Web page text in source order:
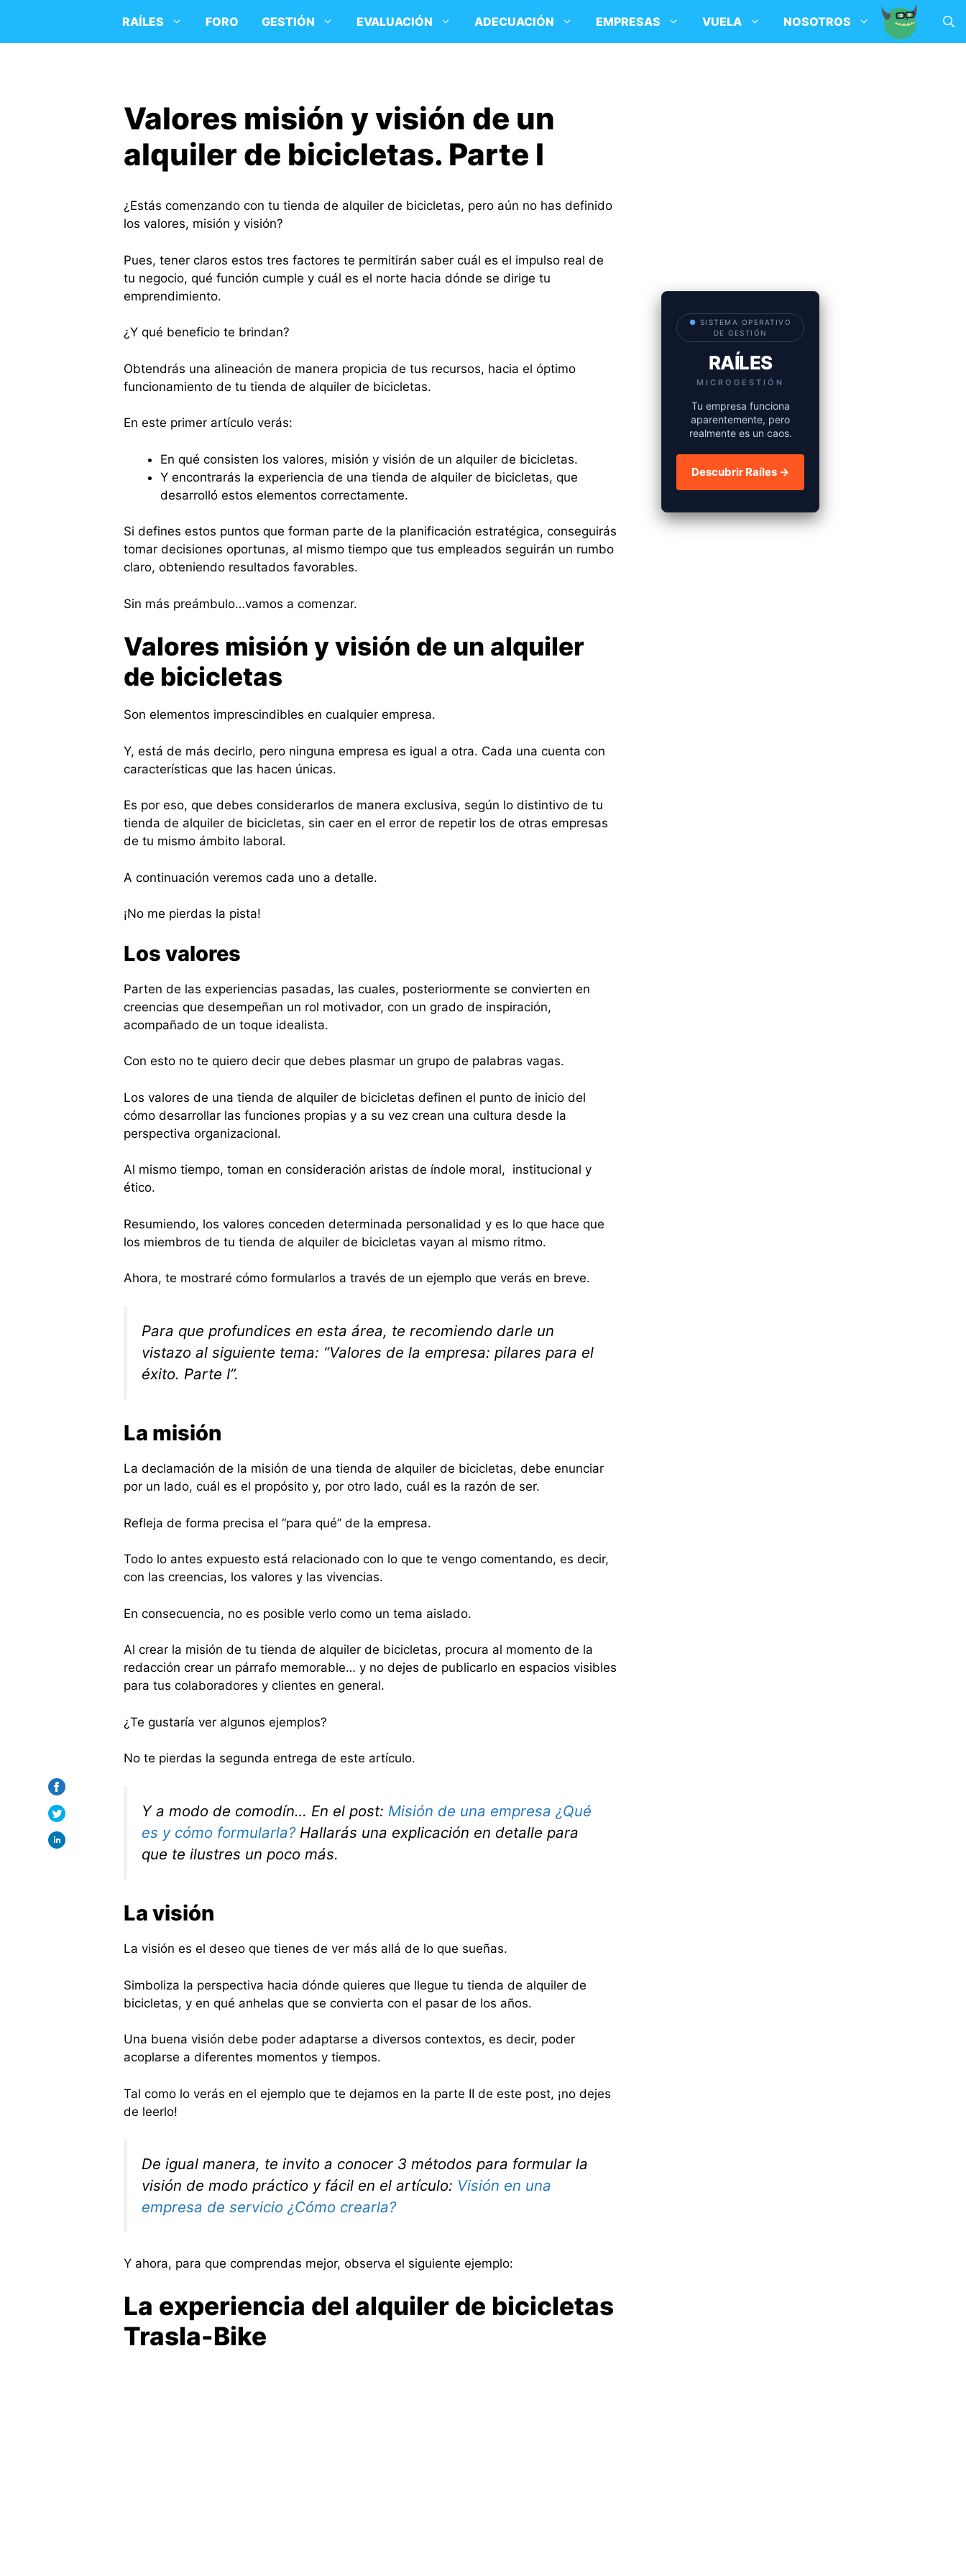
contenido
RAÍLES FORO GESTIÓN EVALUACIÓN ADECUACIÓN EMPRESAS VUELA NOSOTROS
Valores misión y visión de un
alquiler de bicicletas. Parte I
¿Estás comenzando con tu tienda de alquiler de bicicletas, pero aún no has definido
los valores, misión y visión?
Pues, tener claros estos tres factores te permitirán saber cuál es el impulso real de
tu negocio, qué función cumple y cuál es el norte hacia dónde se dirige tu
emprendimiento.
¿Y qué beneficio te brindan?
Obtendrás una alineación de manera propicia de tus recursos, hacia el óptimo
funcionamiento de tu tienda de alquiler de bicicletas.
En este primer artículo verás:
En qué consisten los valores, misión y visión de un alquiler de bicicletas.
Y encontrarás la experiencia de una tienda de alquiler de bicicletas, que
desarrolló estos elementos correctamente.
Si defines estos puntos que forman parte de la planificación estratégica, conseguirás
tomar decisiones oportunas, al mismo tiempo que tus empleados seguirán un rumbo
claro, obteniendo resultados favorables.
Sin más preámbulo…vamos a comenzar.
Valores misión y visión de un alquiler
de bicicletas
Son elementos imprescindibles en cualquier empresa.
Y, está de más decirlo, pero ninguna empresa es igual a otra. Cada una cuenta con
características que las hacen únicas.
Es por eso, que debes considerarlos de manera exclusiva, según lo distintivo de tu
tienda de alquiler de bicicletas, sin caer en el error de repetir los de otras empresas
de tu mismo ámbito laboral.
A continuación veremos cada uno a detalle.
¡No me pierdas la pista!
Los valores
Parten de las experiencias pasadas, las cuales, posteriormente se convierten en
creencias que desempeñan un rol motivador, con un grado de inspiración,
acompañado de un toque idealista.
Con esto no te quiero decir que debes plasmar un grupo de palabras vagas.
Los valores de una tienda de alquiler de bicicletas definen el punto de inicio del
cómo desarrollar las funciones propias y a su vez crean una cultura desde la
perspectiva organizacional.
Al mismo tiempo, toman en consideración aristas de índole moral, institucional y
ético.
Resumiendo, los valores conceden determinada personalidad y es lo que hace que
los miembros de tu tienda de alquiler de bicicletas vayan al mismo ritmo.
Ahora, te mostraré cómo formularlos a través de un ejemplo que verás en breve.
Para que profundices en esta área, te recomiendo darle un
vistazo al siguiente tema: “Valores de la empresa: pilares para el
éxito. Parte I”.
La misión
La declamación de la misión de una tienda de alquiler de bicicletas, debe enunciar
por un lado, cuál es el propósito y, por otro lado, cuál es la razón de ser.
Refleja de forma precisa el “para qué” de la empresa.
Todo lo antes expuesto está relacionado con lo que te vengo comentando, es decir,
con las creencias, los valores y las vivencias.
En consecuencia, no es posible verlo como un tema aislado.
Al crear la misión de tu tienda de alquiler de bicicletas, procura al momento de la
redacción crear un párrafo memorable… y no dejes de publicarlo en espacios visibles
para tus colaboradores y clientes en general.
¿Te gustaría ver algunos ejemplos?
No te pierdas la segunda entrega de este artículo.
Y a modo de comodín… En el post: Misión de una empresa ¿Qué
es y cómo formularla?Hallarás una explicación en detalle para
que te ilustres un poco más.
La visión
La visión es el deseo que tienes de ver más allá de lo que sueñas.
Simboliza la perspectiva hacia dónde quieres que llegue tu tienda de alquiler de
bicicletas, y en qué anhelas que se convierta con el pasar de los años.
Una buena visión debe poder adaptarse a diversos contextos, es decir, poder
acoplarse a diferentes momentos y tiempos.
Tal como lo verás en el ejemplo que te dejamos en la parte II de este post, ¡no dejes
de leerlo!
De igual manera, te invito a conocer 3 métodos para formular la
visión de modo práctico y fácil en el artículo: Visión en una
empresa de servicio ¿Cómo crearla?
Y ahora, para que comprendas mejor, observa el siguiente ejemplo:
La experiencia del alquiler de bicicletas
Trasla-Bike
● SISTEMA OPERATIVO
DE GESTIÓN
RAÍLES
MICROGESTIÓN
Tu empresa funciona
aparentemente, pero
realmente es un caos.
Descubrir Raíles →